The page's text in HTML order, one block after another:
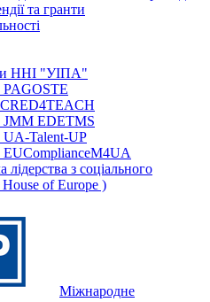
та гранти
ННІ "УІПА"
PAGOSTE
JMM EDETMS
UA-Talent-UP
EUComplianceM4UA
з соціального
of Europe )
Міжнародне